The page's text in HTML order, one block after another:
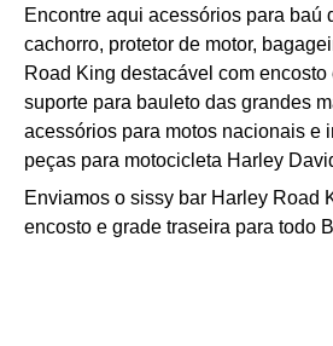
Encontre aqui acessórios para baú
cachorro, protetor de motor,
Road King destacável com encosto
suporte para bauleto das grandes
acessórios para motos nacionais e
peças para motocicleta Harley
Enviamos o sissy bar Harley Road
encosto e grade traseira para todo